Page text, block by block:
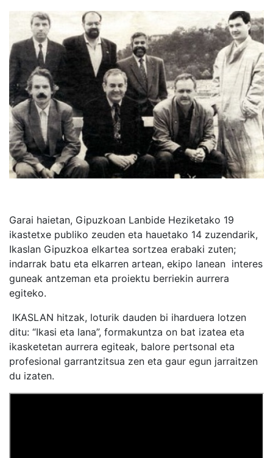
Garai haietan, Gipuzkoan Lanbide Heziketako 19
ikastetxe publiko zeuden eta hauetako 14 zuzendarik,
Ikaslan Gipuzkoa elkartea sortzea erabaki zuten;
indarrak batu eta elkarren artean, ekipo lanean interes
guneak antzeman eta proiektu berriekin aurrera
egiteko.
IKASLAN hitzak, loturik dauden bi iharduera lotzen
ditu: “Ikasi eta lana”, formakuntza on bat izatea eta
ikasketetan aurrera egiteak, balore pertsonal eta
profesional garrantzitsua zen eta gaur egun jarraitzen
du izaten.